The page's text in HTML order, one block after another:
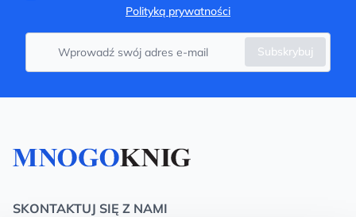
Polityką prywatności
Subskrybuj
SKONTAKTUJ SIĘ Z NAMI